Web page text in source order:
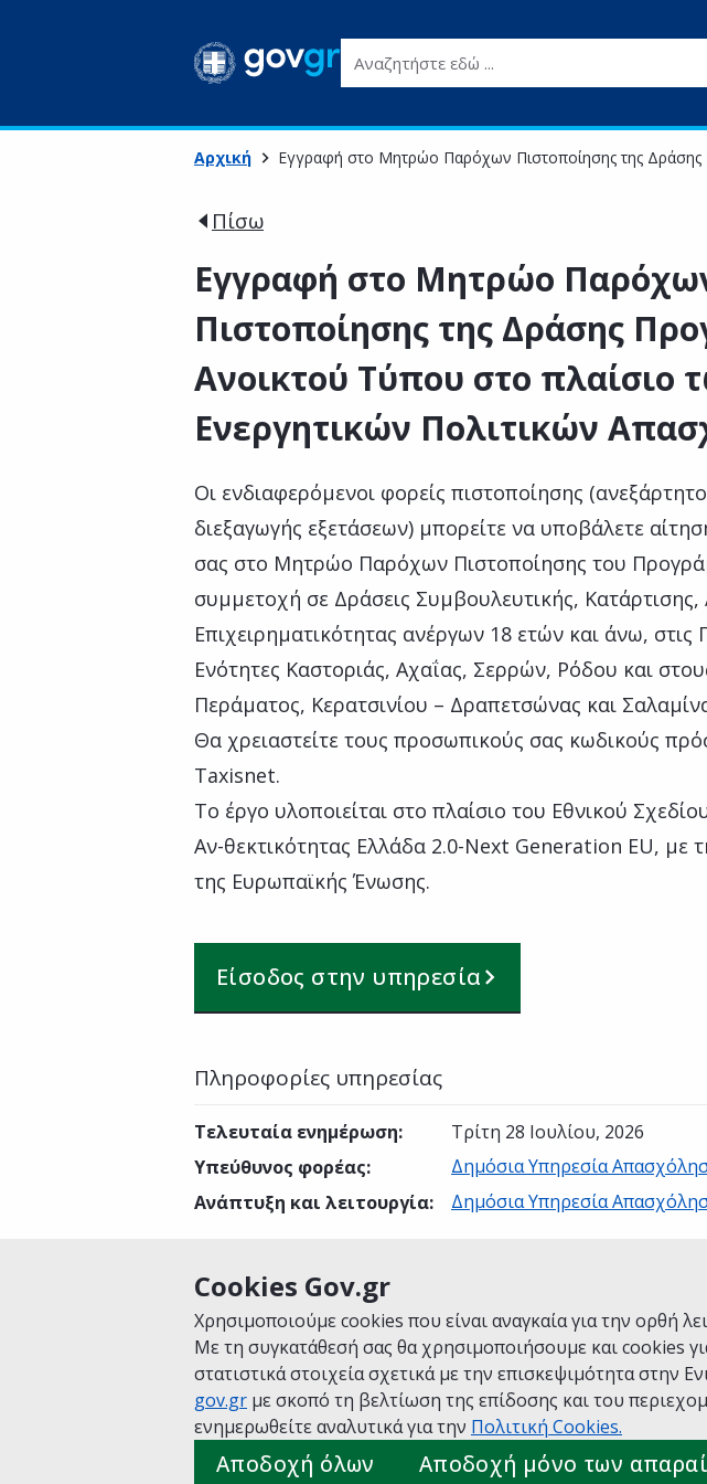
Cookies Gov.gr
Χρησιμοποιούμε cookies που είναι αναγκαία για την ορθή
Με τη συγκατάθεσή σας θα χρησιμοποιήσουμε και cookies
στατιστικά στοιχεία σχετικά με την επισκεψιμότητα στην
gov.gr με σκοπό τη βελτίωση της επίδοσης και του
ενημερωθείτε αναλυτικά για την Πολιτική Cookies.
Αποδοχή όλων Αποδοχή μόνο των
Αναζητήστε εδώ ...
Αρχική Εγγραφή στο Μητρώο Παρόχων Πιστοποίησης της Δράσης
Πίσω
Εγγραφή στο Μητρώο
Πιστοποίησης της Δράσης
Ανοικτού Τύπου στο πλαίσιο
Ενεργητικών Πολιτικών
Οι ενδιαφερόμενοι φορείς πιστοποίησης
διεξαγωγής εξετάσεων) μπορείτε να υποβάλετε
σας στο Μητρώο Παρόχων Πιστοποίησης του
συμμετοχή σε Δράσεις Συμβουλευτικής,
Επιχειρηματικότητας ανέργων 18 ετών και άνω, στις
Ενότητες Καστοριάς, Αχαΐας, Σερρών, Ρόδου και
Περάματος, Κερατσινίου – Δραπετσώνας και
Θα χρειαστείτε τους προσωπικούς σας κωδικούς
Taxisnet.
Το έργο υλοποιείται στο πλαίσιο του Εθνικού
Αν-θεκτικότητας Ελλάδα 2.0-Next Generation EU, με
της Ευρωπαϊκής Ένωσης.
Είσοδος στην υπηρεσία
Πληροφορίες υπηρεσίας
Τελευταία ενημέρωση:
Τρίτη 28 Ιουλίου, 2026
Υπεύθυνος φορέας:
Δημόσια Υπηρεσία
Ανάπτυξη και λειτουργία: Δημόσια Υπηρεσία
Είναι χρήσιμη αυτή η σελίδα;
ΑρχικήΣχετικά με το gov.grΌροι ΧρήσηςΠολιτική
Πολιτική cookiesΠροτάσεις για το gov.gr
Υλοποίηση από το Υπουργείο Ψηφιακής Διακυβέρνησης